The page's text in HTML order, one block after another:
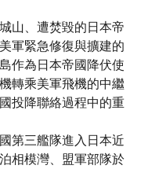
山、遭焚毀的日本帝
軍緊急修復與擴建的
作為日本帝國降伏使
轉乘美軍飛機的中繼
投降聯絡過程中的重
第三艦隊進入日本近
相模灣、盟軍部隊於